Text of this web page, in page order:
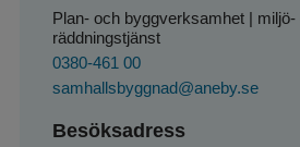
Plan- och byggverksamhet | miljö-
räddningstjänst
0380-461 00
samhallsbyggnad@aneby.se
Besöksadress